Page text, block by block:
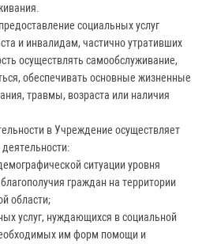
социальных услуг
и инвалидам, частично утративших
осуществлять самообслуживание,
обеспечивать основные жизненные
травмы, возраста или наличия
в Учреждение осуществляет
ситуации уровня
граждан на территории
области;
услуг, нуждающихся в социальной
им форм помощи и